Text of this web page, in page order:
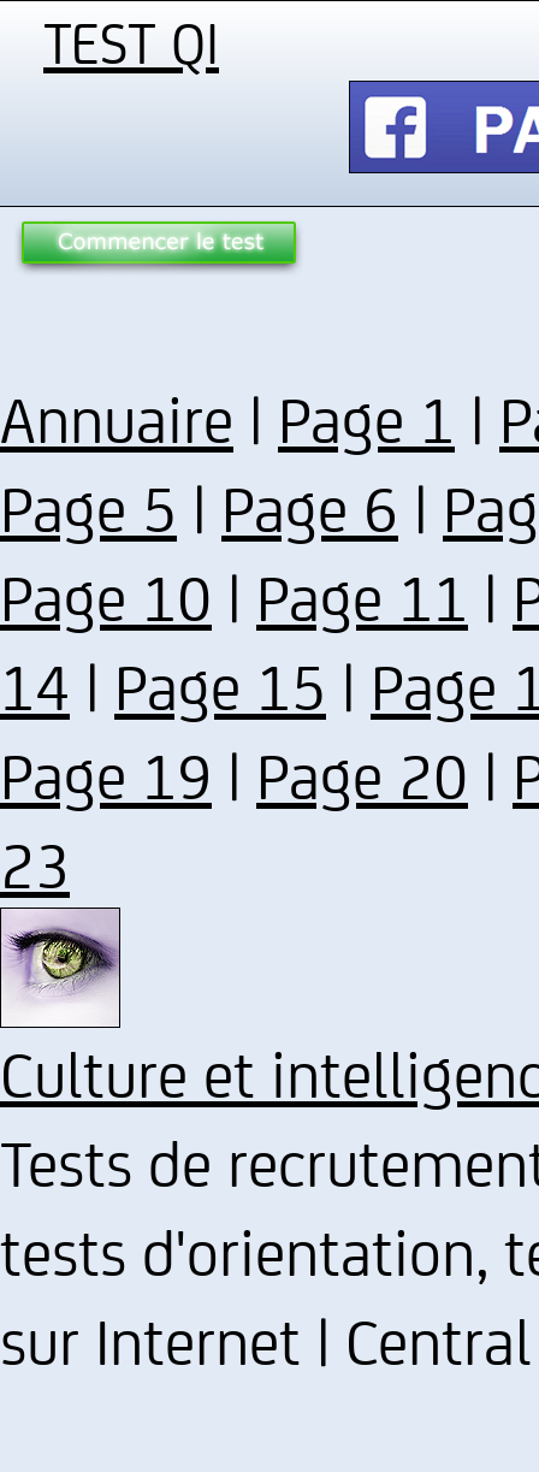
TEST QI
Annuaire | Page 1 |
Page 5 | Page 6 |
Page 10 | Page 11 |
14 | Page 15 | Page
Page 19 | Page 20 |
23
Culture et
Tests de
tests d'orientation,
sur Internet |